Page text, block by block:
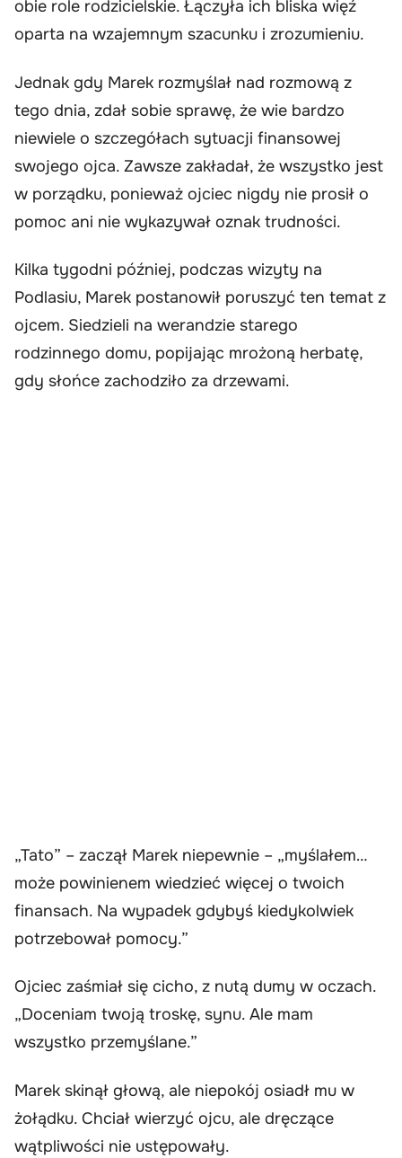
obie role rodzicielskie. Łączyła ich bliska więź
oparta na wzajemnym szacunku i zrozumieniu.
Jednak gdy Marek rozmyślał nad rozmową z
tego dnia, zdał sobie sprawę, że wie bardzo
niewiele o szczegółach sytuacji finansowej
swojego ojca. Zawsze zakładał, że wszystko jest
w porządku, ponieważ ojciec nigdy nie prosił o
pomoc ani nie wykazywał oznak trudności.
Kilka tygodni później, podczas wizyty na
Podlasiu, Marek postanowił poruszyć ten temat z
ojcem. Siedzieli na werandzie starego
rodzinnego domu, popijając mrożoną herbatę,
gdy słońce zachodziło za drzewami.
„Tato” – zaczął Marek niepewnie – „myślałem…
może powinienem wiedzieć więcej o twoich
finansach. Na wypadek gdybyś kiedykolwiek
potrzebował pomocy.”
Ojciec zaśmiał się cicho, z nutą dumy w oczach.
„Doceniam twoją troskę, synu. Ale mam
wszystko przemyślane.”
Marek skinął głową, ale niepokój osiadł mu w
żołądku. Chciał wierzyć ojcu, ale dręczące
wątpliwości nie ustępowały.